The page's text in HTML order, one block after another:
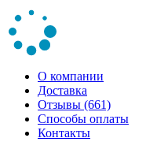
О компании
Доставка
Отзывы (661)
Способы оплаты
Контакты